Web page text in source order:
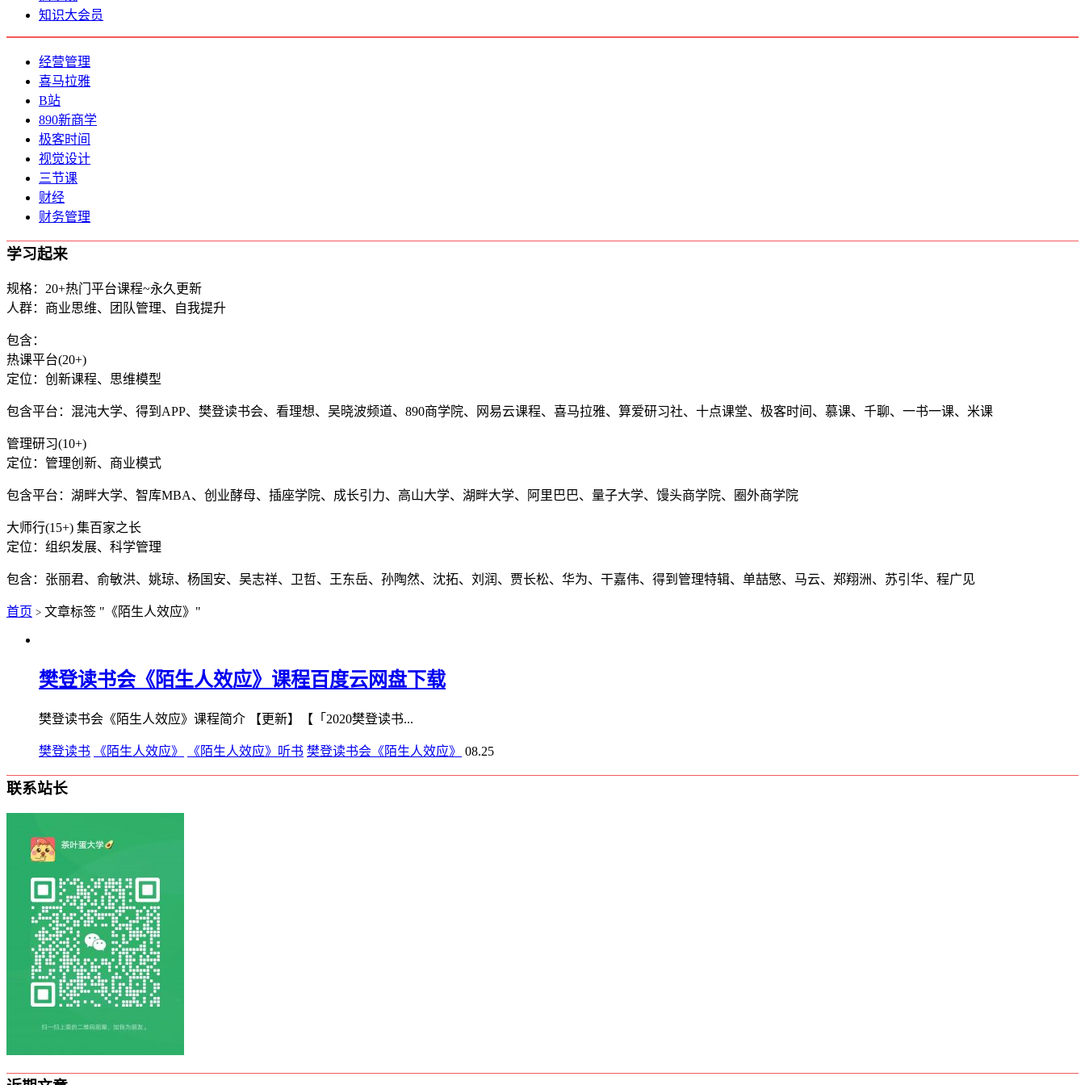
知识大会员
经营管理
喜马拉雅
B站
890新商学
极客时间
视觉设计
三节课
财经
财务管理
学习起来
规格：20+热门平台课程~永久更新
人群：商业思维、团队管理、自我提升
包含：
热课平台(20+)
定位：创新课程、思维模型
包含平台：混沌大学、得到APP、樊登读书会、看理想、吴晓波频道、890商学院、网易云课程、喜马拉雅、算爱研习社、十点课堂、极客时间、慕课、千聊、一书一课、米课
管理研习(10+)
定位：管理创新、商业模式
包含平台：湖畔大学、智库MBA、创业酵母、插座学院、成长引力、高山大学、湖畔大学、阿里巴巴、量子大学、馒头商学院、圈外商学院
大师行(15+) 集百家之长
定位：组织发展、科学管理
包含：张丽君、俞敏洪、姚琼、杨国安、吴志祥、卫哲、王东岳、孙陶然、沈拓、刘润、贾长松、华为、干嘉伟、得到管理特辑、单喆慜、马云、郑翔洲、苏引华、程广见
首页 > 文章标签 "《陌生人效应》"
樊登读书会《陌生人效应》课程百度云网盘下载
樊登读书会《陌生人效应》课程简介 【更新】【「2020樊登读书...
樊登读书 《陌生人效应》 《陌生人效应》听书 樊登读书会《陌生人效应》 08.25
联系站长